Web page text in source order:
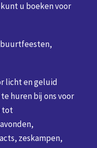
u boeken voor
buurtfeesten,
licht en geluid
huren bij ons voor
tot
zeskampen,